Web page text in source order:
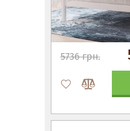
5736 грн.